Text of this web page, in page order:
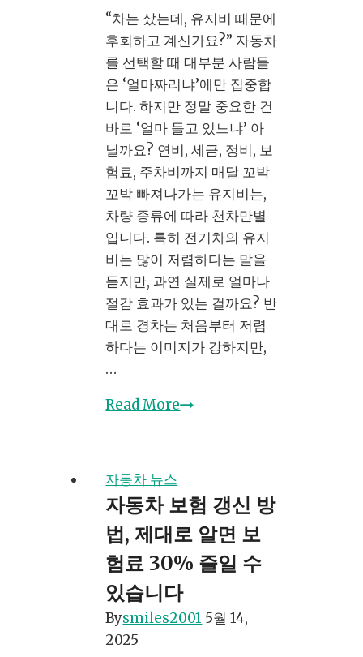
비
최
고
보
험
사
를
찾
는
스
마
트
한
방
법
“차는 샀는데, 유지비 때문에
후회하고 계신가요?” 자동차
를 선택할 때 대부분 사람들
은 ‘얼마짜리냐’에만 집중합
니다. 하지만 정말 중요한 건
바로 ‘얼마 들고 있느냐’ 아
닐까요? 연비, 세금, 정비, 보
험료, 주차비까지 매달 꼬박
꼬박 빠져나가는 유지비는,
차량 종류에 따라 천차만별
입니다. 특히 전기차의 유지
비는 많이 저렴하다는 말을
듣지만, 과연 실제로 얼마나
절감 효과가 있는 걸까요? 반
대로 경차는 처음부터 저렴
하다는 이미지가 강하지만,
…
Read More차
비
비
교
로
돈
아
끼
자동차 뉴스
자동차 보험 갱신 방
법, 제대로 알면 보
험료 30% 줄일 수
있습니다
Bysmiles2001 5월 14,
2025